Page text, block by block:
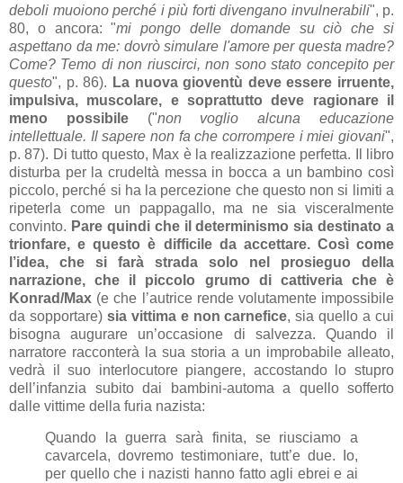
deboli muoiono perché i più forti divengano invulnerabili", p.
80, o ancora: "mi pongo delle domande su ciò che si
aspettano da me: dovrò simulare l'amore per questa madre?
Come? Temo di non riuscirci, non sono stato concepito per
questo", p. 86). La nuova gioventù deve essere irruente,
impulsiva, muscolare, e soprattutto deve ragionare il
meno possibile("non voglio alcuna educazione
intellettuale. Il sapere non fa che corrompere i miei giovani",
p. 87). Di tutto questo, Max è la realizzazione perfetta. Il libro
disturba per la crudeltà messa in bocca a un bambino così
piccolo, perché si ha la percezione che questo non si limiti a
ripeterla come un pappagallo, ma ne sia visceralmente
convinto. Pare quindi che il determinismo sia destinato a
trionfare, e questo è difficile da accettare. Così come
l’idea, che si farà strada solo nel prosieguo della
narrazione, che il piccolo grumo di cattiveria che è
Konrad/Max (e che l’autrice rende volutamente impossibile
da sopportare) sia vittima e non carnefice, sia quello a cui
bisogna augurare un’occasione di salvezza. Quando il
narratore racconterà la sua storia a un improbabile alleato,
vedrà il suo interlocutore piangere, accostando lo stupro
dell’infanzia subito dai bambini-automa a quello sofferto
dalle vittime della furia nazista:
Quando la guerra sarà finita, se riusciamo a
cavarcela, dovremo testimoniare, tutt’e due. Io,
per quello che i nazisti hanno fatto agli ebrei e ai